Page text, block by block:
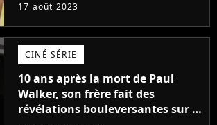
17 août 2023
CINÉ SÉRIE
10 ans après la mort de Paul
Walker, son frère fait des
révélations bouleversantes sur la